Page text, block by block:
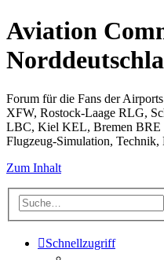
Aviation
Forum für die Fans der
XFW, Rostock-Laage RLG,
LBC, Kiel KEL, Bremen BRE
Flugzeug-Simulation, Technik,
Zum Inhalt
Schnellzugriff